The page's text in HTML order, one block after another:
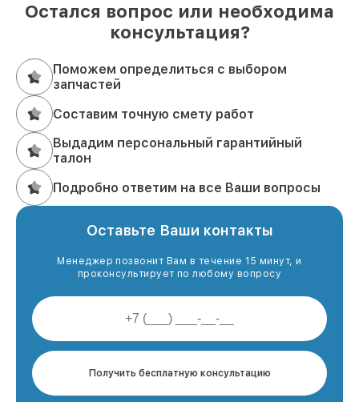
Остался вопрос или необходима
консультация?
Поможем определиться с выбором
запчастей
Составим точную смету работ
Выдадим персональный гарантийный
талон
Подробно ответим на все Ваши вопросы
Оставьте Ваши контакты
Менеджер позвонит Вам в течение 15 минут, и
проконсультирует по любому вопросу
Получить бесплатную консультацию